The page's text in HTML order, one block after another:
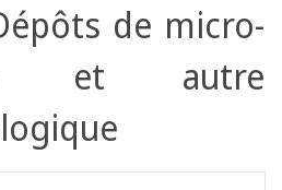
de micro-
et autre